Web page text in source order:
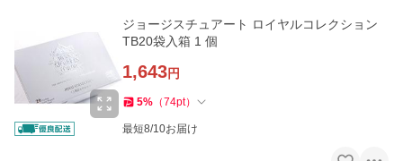
ジョージスチュアート ロイヤルコレクション
TB20袋入箱 1 個
1,643円
5% （74pt）
最短8/10お届け